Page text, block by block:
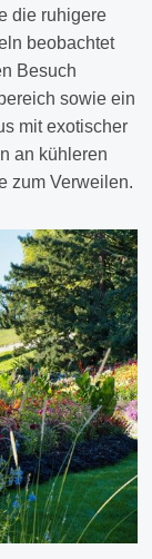
die ruhigere
beobachtet
Besuch
sowie ein
mit exotischer
an kühleren
zum Verweilen.